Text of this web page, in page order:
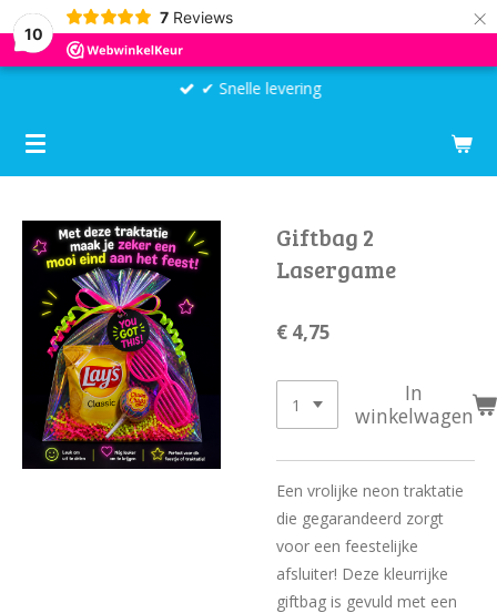
10
7 Reviews ×
✔ Snelle levering
Giftbag 2
Lasergame
€ 4,75
In
winkelwagen
Een vrolijke neon traktatie
die gegarandeerd zorgt
voor een feestelijke
afsluiter! Deze kleurrijke
giftbag is gevuld met een